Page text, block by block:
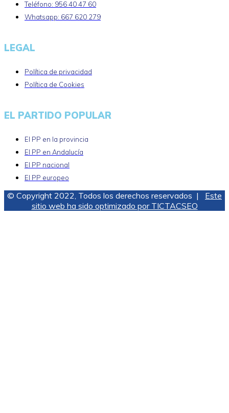
Teléfono: 956 40 47 60
Whatsapp: 667 620 279
LEGAL
Política de privacidad
Política de Cookies
EL PARTIDO POPULAR
El PP en la provincia
El PP en Andalucía
El PP nacional
El PP europeo
© Copyright 2022, Todos los derechos reservados | Este
sitio web ha sido optimizado por TICTACSEO